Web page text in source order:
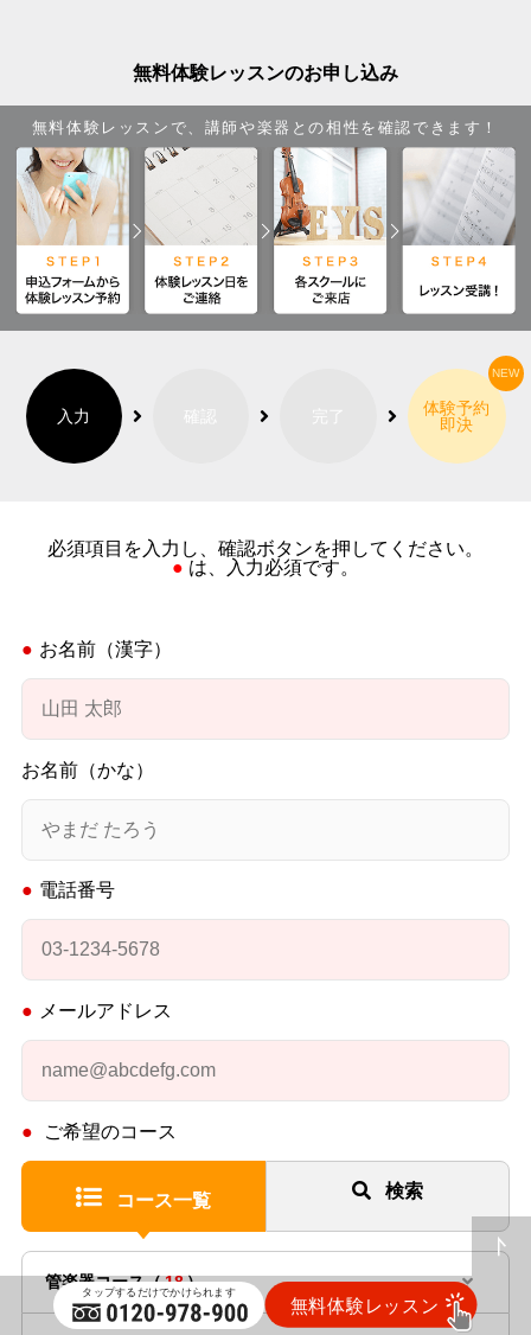
無料体験レッスンのお申し込み
無料体験レッスンで、講師や楽器との相性を確認できます！
入力 確認 完了
体験予約
即決
必須項目を入力し、確認ボタンを押してください。
● は、入力必須です。
お名前（漢字）
お名前（かな）
電話番号
メールアドレス
ご希望のコース
コース一覧 検索
管楽器コース（18）